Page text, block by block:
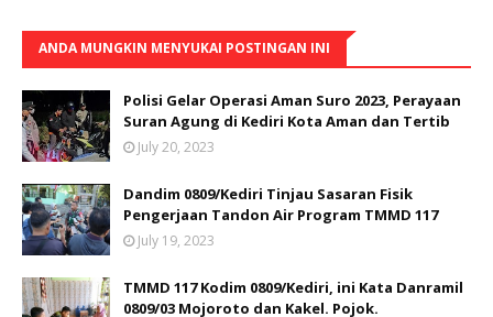
ANDA MUNGKIN MENYUKAI POSTINGAN INI
Polisi Gelar Operasi Aman Suro 2023, Perayaan
Suran Agung di Kediri Kota Aman dan Tertib
July 20, 2023
Dandim 0809/Kediri Tinjau Sasaran Fisik
Pengerjaan Tandon Air Program TMMD 117
July 19, 2023
TMMD 117 Kodim 0809/Kediri, ini Kata Danramil
0809/03 Mojoroto dan Kakel. Pojok.